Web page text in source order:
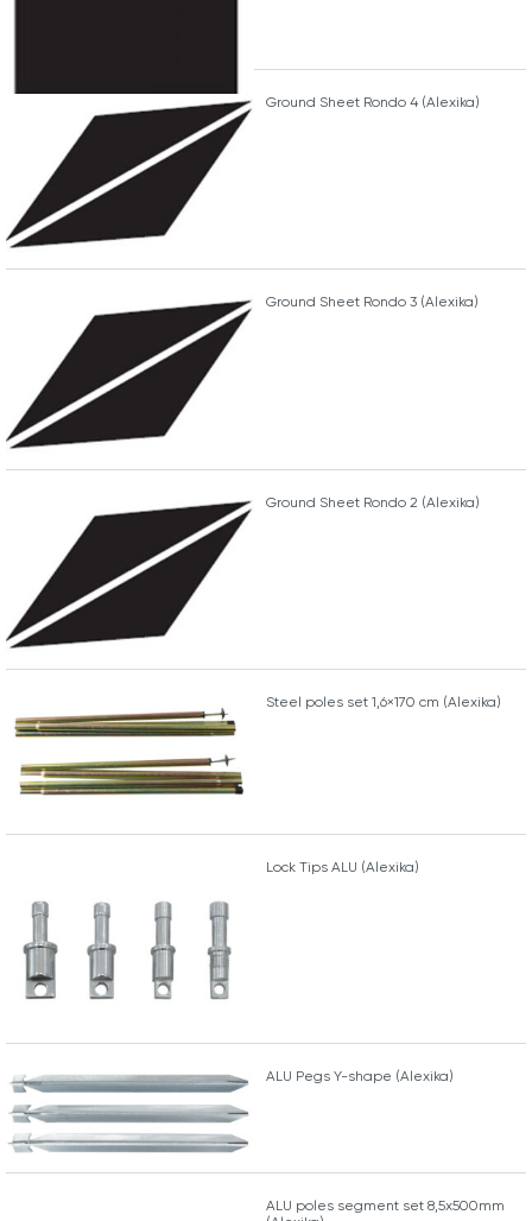
Ground Sheet Rondo 4 (Alexika)
Ground Sheet Rondo 3 (Alexika)
Ground Sheet Rondo 2 (Alexika)
Steel poles set 1,6×170 cm (Alexika)
Lock Tips ALU (Alexika)
ALU Pegs Y-shape (Alexika)
ALU poles segment set 8,5x500mm